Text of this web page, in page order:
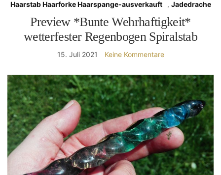
Haarstab Haarforke Haarspange-ausverkauft , Jadedrache
Preview *Bunte Wehrhaftigkeit*
wetterfester Regenbogen Spiralstab
15. Juli 2021 Keine Kommentare